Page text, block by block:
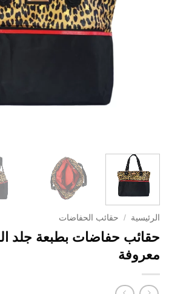
الرئيسية / حقائب الحفاضات
حقائب حفاضات بطبعة جلد
معروفة